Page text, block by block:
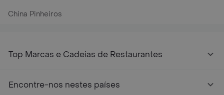
China Pinheiros
Top Marcas e Cadeias de Restaurantes
Encontre-nos nestes países